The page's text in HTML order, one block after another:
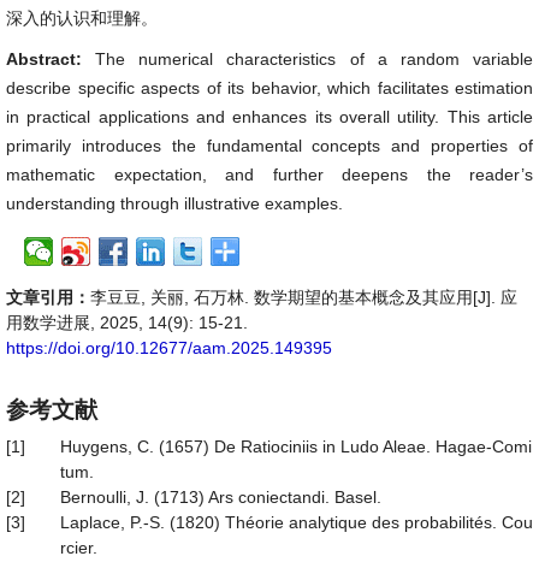
深入的认识和理解。
Abstract:The numerical characteristics of a random variable
describe specific aspects of its behavior, which facilitates estimation
in practical applications and enhances its overall utility. This article
primarily introduces the fundamental concepts and properties of
mathematic expectation, and further deepens the reader’s
understanding through illustrative examples.
文章引用： 李豆豆, 关丽, 石万林. 数学期望的基本概念及其应用[J]. 应
用数学进展, 2025, 14(9): 15-21.
https://doi.org/10.12677/aam.2025.149395
参考文献
[1]
Huygens, C. (1657) De Ratiociniis in Ludo Aleae. Hagae-Comi
tum.
[2]
Bernoulli, J. (1713) Ars coniectandi. Basel.
[3]
Laplace, P.-S. (1820) Théorie analytique des probabilités. Cou
rcier.